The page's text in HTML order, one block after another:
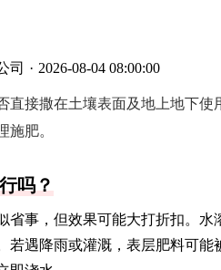
司 · 2026-08-04 08:00:00
直接撒在土壤表面及地上地下
施肥。
吗？
省事，但效果可能大打折扣。
若遇降雨或灌溉，表层肥料可